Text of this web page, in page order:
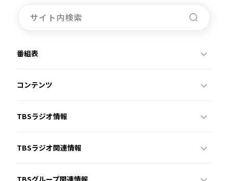
番組表
コンテンツ
TBSラジオ情報
TBSラジオ関連情報
TBSグループ関連情報